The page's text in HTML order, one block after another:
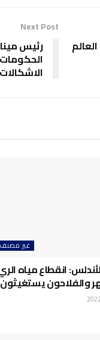
في العالم
Next Post
رئيس
غير مصنف
انقطاع مياه
والفلاحون يستغيثون